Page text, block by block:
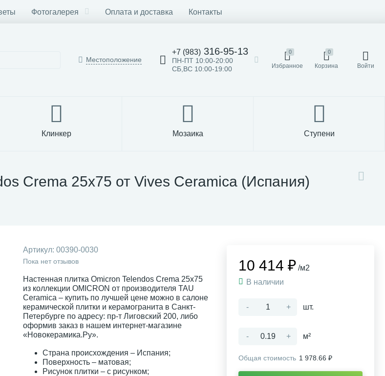
Фотогалерея Оплата и доставка Контакты
Местоположение
+7 (983) 316-95-13
ПН-ПТ 10:00-20:00
СБ,ВС 10:00-19:00
0
Избранное
0
Корзина Войти
Клинкер Мозаика Ступени
Crema 25x75 от Vives Ceramica (Испания)
Артикул: 00390-0030
Пока нет отзывов
Настенная плитка Omicron Telendos Crema 25x75
из коллекции OMICRON от производителя TAU
Ceramica – купить по лучшей цене можно в салоне
керамической плитки и керамогранита в Санкт-
Петербурге по адресу: пр-т Лиговский 200, либо
оформив заказ в нашем интернет-магазине
«Новокерамика.Ру».
Страна происхождения – Испания;
Поверхность – матовая;
Рисунок плитки – с рисунком;
10 414 ₽ /м2
В наличии
- + шт.
- + м²
Общая стоимость 1 978.66 ₽